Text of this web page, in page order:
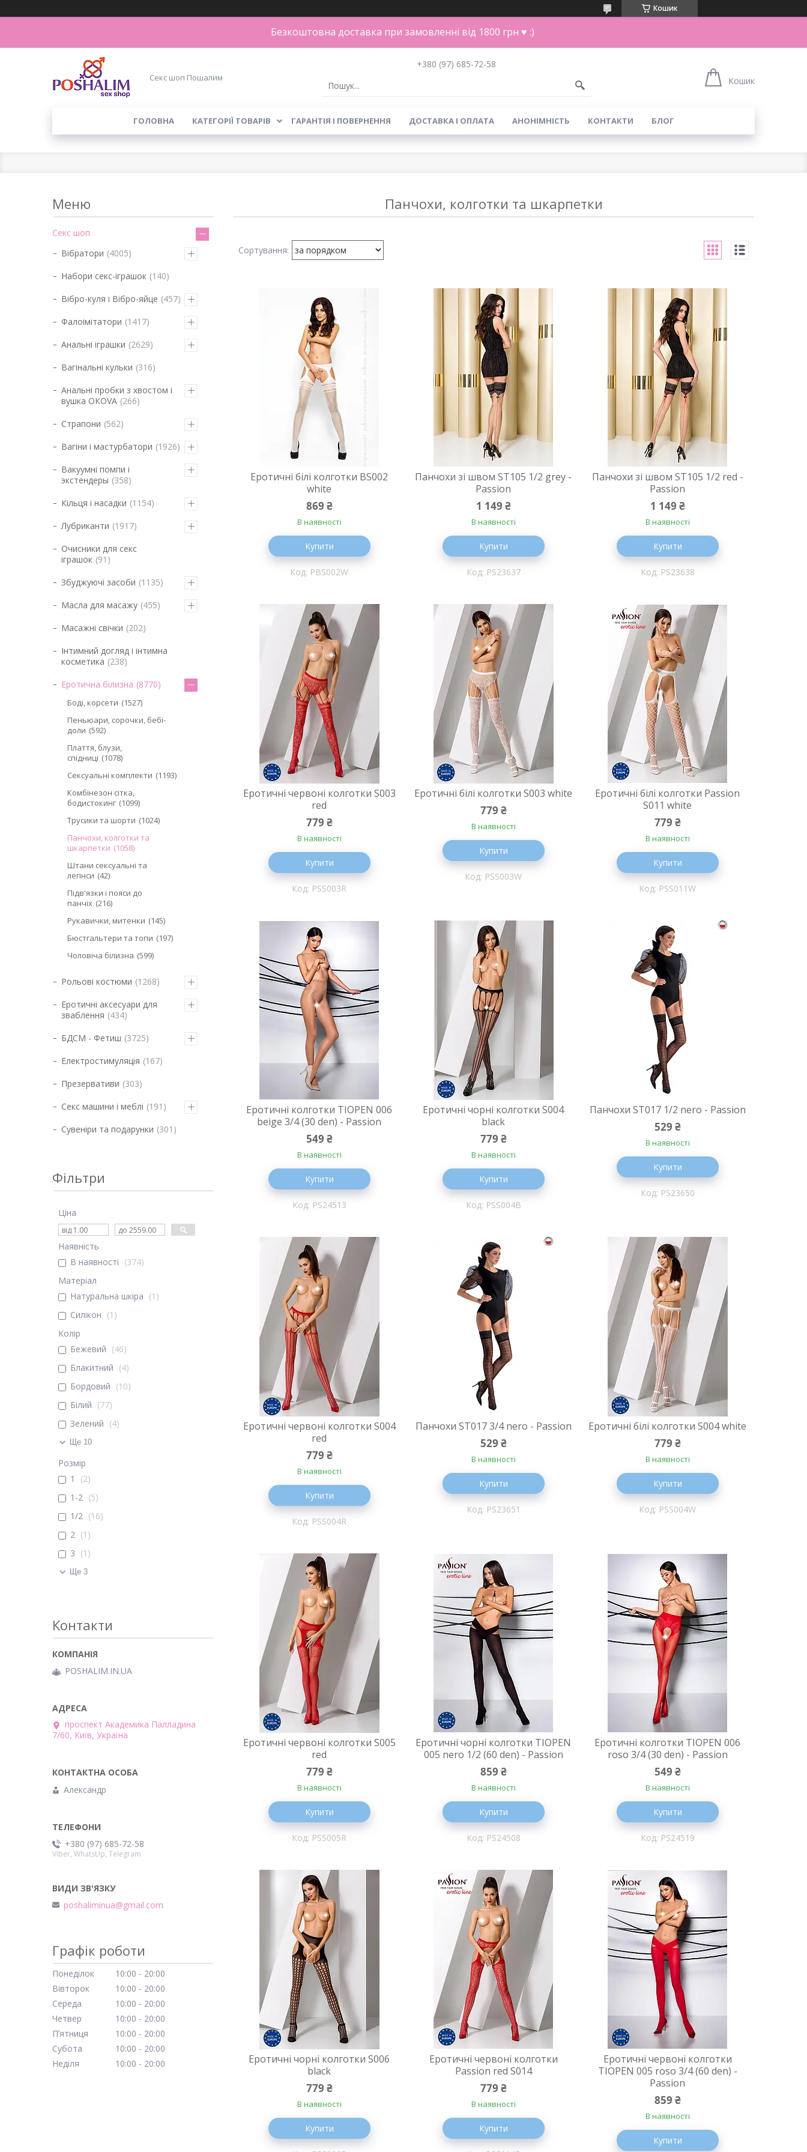
Кошик
Безкоштовна доставка при замовленні від 1800 грн ♥ :)
Секс шоп Пошалим
+380 (97) 685-72-58
Кошик
ГОЛОВНА КАТЕГОРІЇ ТОВАРІВ ГАРАНТІЯ І ПОВЕРНЕННЯ ДОСТАВКА І ОПЛАТА АНОНІМНІСТЬ КОНТАКТИ БЛОГ
Панчохи, колготки та шкарпетки
Еротичні білі колготки BS002
white
869 ₴
В наявності
Купити
PBS002W
Панчохи зі швом ST105 1/2 grey -
Passion
1 149 ₴
В наявності
Купити
PS23637
Панчохи зі швом ST105 1/2 red -
Passion
1 149 ₴
В наявності
Купити
PS23638
Еротичні червоні колготки S003
red
779 ₴
В наявності
Купити
PSS003R
Еротичні білі колготки S003 white
779 ₴
В наявності
Купити
PSS003W
Еротичні білі колготки Passion
S011 white
779 ₴
В наявності
Купити
PSS011W
Еротичні колготки TIOPEN 006
beige 3/4 (30 den) - Passion
549 ₴
В наявності
Купити
PS24513
Еротичні чорні колготки S004
black
779 ₴
В наявності
Купити
PSS004B
Панчохи ST017 1/2 nero - Passion
529 ₴
В наявності
Купити
PS23650
Еротичні червоні колготки S004
red
779 ₴
В наявності
Купити
PSS004R
Панчохи ST017 3/4 nero - Passion
529 ₴
В наявності
Купити
PS23651
Еротичні білі колготки S004 white
779 ₴
В наявності
Купити
PSS004W
Еротичні червоні колготки S005
red
779 ₴
В наявності
Купити
PSS005R
Еротичні чорні колготки TIOPEN
005 nero 1/2 (60 den) - Passion
859 ₴
В наявності
Купити
PS24508
Еротичні колготки TIOPEN 006
roso 3/4 (30 den) - Passion
549 ₴
В наявності
Купити
PS24519
Еротичні чорні колготки S006
black
779 ₴
В наявності
Купити
Еротичні червоні колготки
Passion red S014
779 ₴
В наявності
Купити
Еротичні червоні колготки
TIOPEN 005 roso 3/4 (60 den) -
Passion
859 ₴
В наявності
Купити
Секс шоп
Вібратори 4005
Набори секс-іграшок 140
Вібро-куля і Вібро-яйце 457
Фалоімітатори 1417
Анальні іграшки 2629
Вагінальні кульки 316
Анальні пробки з хвостом і
вушка ОКОVА 266
Страпони 562
Вагіни і мастурбатори 1926
Вакуумні помпи і
экстендеры 358
Кільця і насадки 1154
Лубриканти 1917
Очисники для секс
іграшок 91
Збуджуючі засоби 1135
Масла для масажу 455
Масажні свічки 202
Інтимний догляд і інтимна
косметика 238
Еротична білизна 8770
Боді, корсети
1527
Пеньюари, сорочки, бебі-
доли 592
Плаття, блузи,
спідниці
1078
Сексуальні комплекти
1193
Комбінезон сітка,
бодистокинг 1099
Трусики та шорти
1024
Панчохи, колготки та
шкарпетки
1058
Штани сексуальні та
легінси 42
Підв'язки і пояси до
панчіх 216
Рукавички, митенки
145
Бюстгальтери та топи
197
Чоловіча білизна 599
Рольові костюми 1268
Еротичні аксесуари для
зваблення 434
БДСМ - Фетиш 3725
Електростимуляція 167
Презервативи 303
Секс машини і меблі 191
Сувеніри та подарунки 301
Фільтри
Ціна
Наявність
В наявності
374
Матеріал
Натуральна шкіра
1
Силікон
1
Колір
Бежевий
46
Блакитний
4
Бордовий
10
Білий
77
Зелений
4
Ще 10
Розмір
1
2
1-2
5
1/2
16
2
1
3
1
Ще 3
Контакти
POSHALIM.IN.UA
проспект Академика Палладина
7/60, Київ, Україна
Александр
+380 (97) 685-72-58
Viber, WhatsUp, Telegram
poshaliminua@gmail.com
Графік роботи
Понеділок 10:00
20:00
Вівторок
10:00
20:00
Середа
10:00
20:00
Четвер
10:00
20:00
Пʼятниця
10:00
20:00
Субота
10:00
20:00
Неділя
10:00 20:00